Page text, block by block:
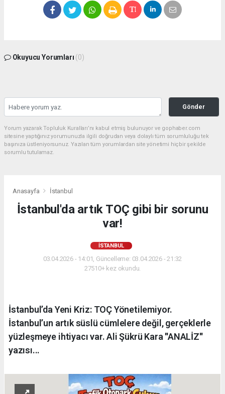
Okuyucu Yorumları (0)
Gönder
Yorum yazarak Topluluk Kuralları’nı kabul etmiş bulunuyor ve gophaber.com
sitesine yaptığınız yorumunuzla ilgili doğrudan veya dolaylı tüm sorumluluğu tek
başınıza üstleniyorsunuz. Yazılan tüm yorumlardan site yönetimi hiçbir şekilde
sorumlu tutulamaz.
Anasayfa İstanbul
İstanbul'da artık TOÇ gibi bir sorunu
var!
İSTANBUL
03.04.2026 - 14:01, Güncelleme: 03.04.2026 - 21:32
27510+ kez okundu.
İstanbul’da Yeni Kriz: TOÇ Yönetilemiyor.
İstanbul’un artık süslü cümlelere değil, gerçeklerle
yüzleşmeye ihtiyacı var. Ali Şükrü Kara ''ANALİZ''
yazısı...